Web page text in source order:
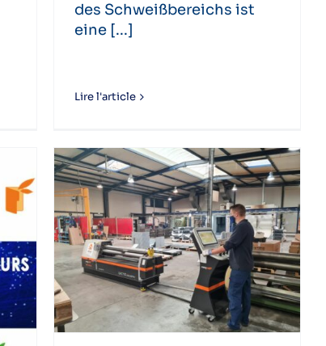
des Schweißbereichs ist
eine [...]
Lire l'article